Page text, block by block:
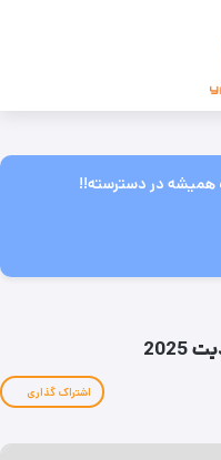
همیشه در دسترسته!!
اشتراک گذاری